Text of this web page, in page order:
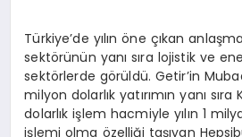
Türkiye’de yılın öne çıkan
sektörünün yanı sıra lojistik ve
sektörlerde görüldü. Getir’in
milyon dolarlık yatırımın yanı sıra
dolarlık işlem hacmiyle yılın 1
işlemi olma özelliği taşıyan